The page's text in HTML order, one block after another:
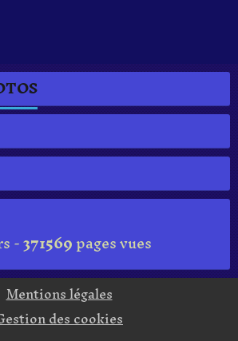
-371569pages vues
Mentions légales
des cookies